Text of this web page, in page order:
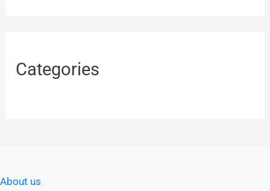
Categories
About us